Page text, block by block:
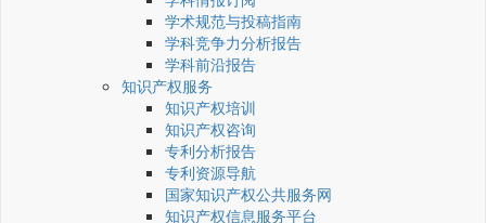
学术规范与投稿指南
学科竞争力分析报告
学科前沿报告
知识产权服务
知识产权培训
知识产权咨询
专利分析报告
专利资源导航
国家知识产权公共服务网
知识产权信息服务平台